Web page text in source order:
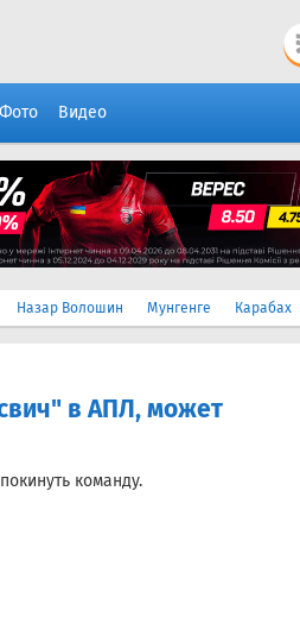
Фото Видео
Назар Волошин Мунгенге Карабах
в АПЛ, может
команду.